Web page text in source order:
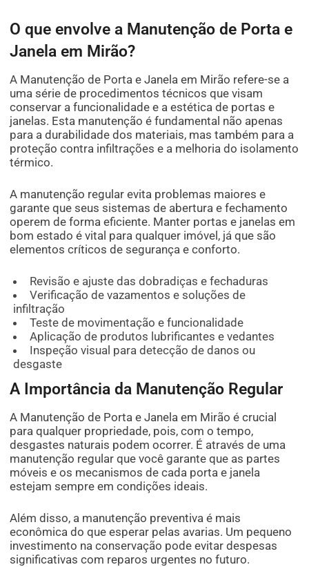
O que envolve a Manutenção de Porta e
Janela em Mirão?
A Manutenção de Porta e Janela em Mirão refere-se a
uma série de procedimentos técnicos que visam
conservar a funcionalidade e a estética de portas e
janelas. Esta manutenção é fundamental não apenas
para a durabilidade dos materiais, mas também para a
proteção contra infiltrações e a melhoria do isolamento
térmico.
A manutenção regular evita problemas maiores e
garante que seus sistemas de abertura e fechamento
operem de forma eficiente. Manter portas e janelas em
bom estado é vital para qualquer imóvel, já que são
elementos críticos de segurança e conforto.
Revisão e ajuste das dobradiças e fechaduras
Verificação de vazamentos e soluções de
infiltração
Teste de movimentação e funcionalidade
Aplicação de produtos lubrificantes e vedantes
Inspeção visual para detecção de danos ou
desgaste
A Importância da Manutenção Regular
A Manutenção de Porta e Janela em Mirão é crucial
para qualquer propriedade, pois, com o tempo,
desgastes naturais podem ocorrer. É através de uma
manutenção regular que você garante que as partes
móveis e os mecanismos de cada porta e janela
estejam sempre em condições ideais.
Além disso, a manutenção preventiva é mais
econômica do que esperar pelas avarias. Um pequeno
investimento na conservação pode evitar despesas
significativas com reparos urgentes no futuro.